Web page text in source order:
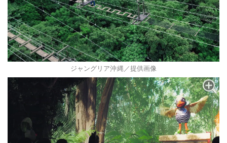
ジャングリア沖縄／提供画像